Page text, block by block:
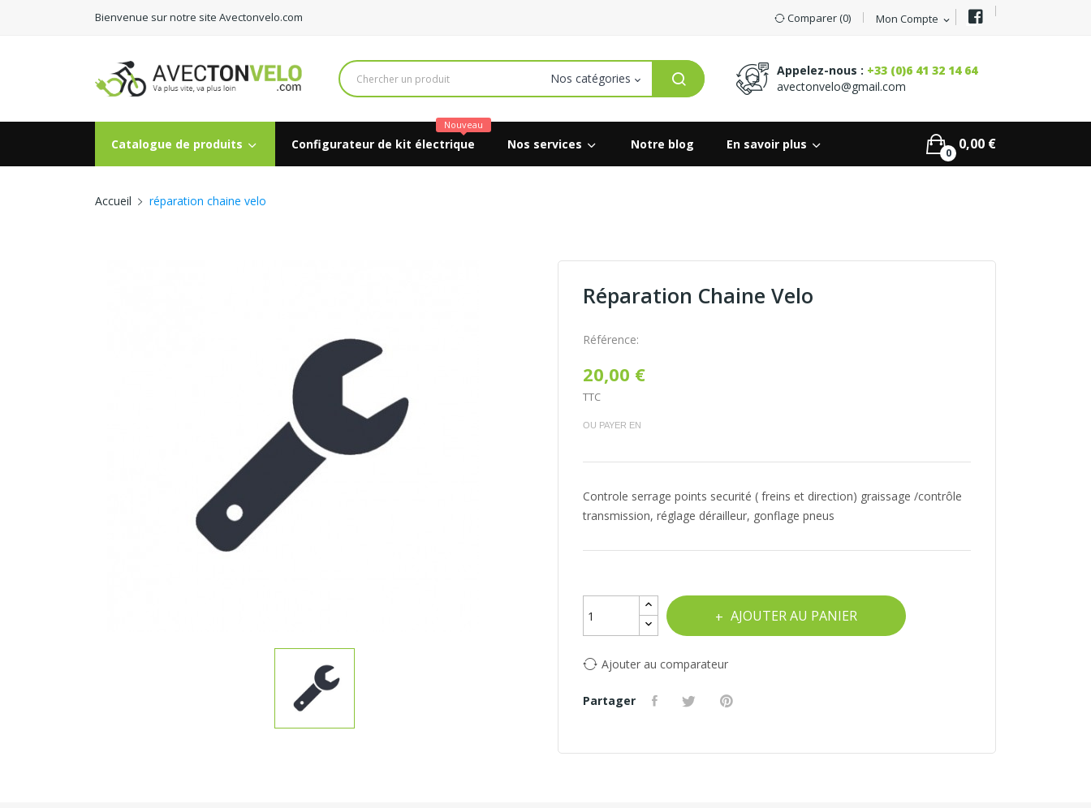
Mon Compte expand_more
Comparer (0)
Bienvenue sur notre site Avectonvelo.com
0
0,00 €
Appelez-nous : +33 (0)6 41 32 14 64
avectonvelo@gmail.com
Catalogue de produits Configurateur de kit électrique
Nouveau
Nos services Notre blog En savoir plus
Accueil réparation chaine velo
Réparation Chaine Velo
Référence:
20,00 €
TTC
OU PAYER EN
Controle serrage points securité ( freins et direction) graissage /contrôle
transmission, réglage dérailleur, gonflage pneus
AJOUTER AU PANIER
Ajouter au comparateur
Partager